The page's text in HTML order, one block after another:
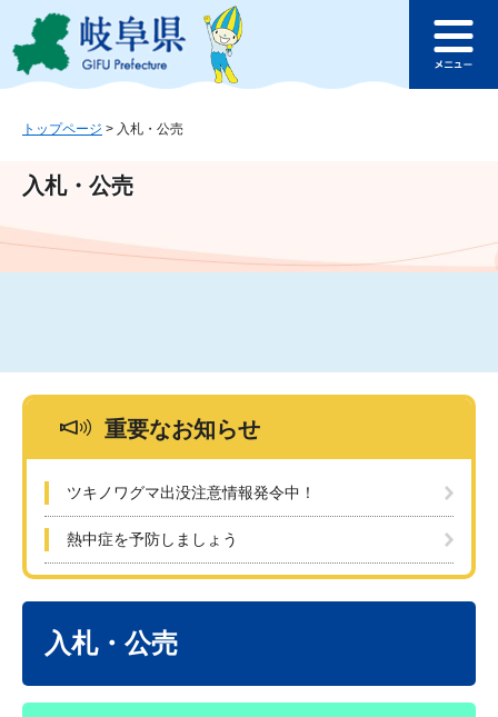
ジ
ュ
文
このページの本文へ
ュ
トップページ > 入札・公売
入札・公売
重要なお知らせ
ツキノワグマ出没注意情報発令中！
熱中症を予防しましょう
入札・公売